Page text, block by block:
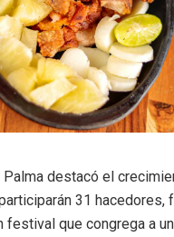
Palma destacó el
31 hacedores,
festival que congrega a